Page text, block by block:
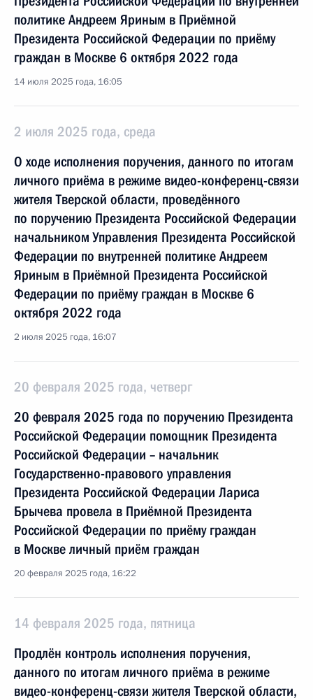
политике Андреем Яриным в Приёмной
Президента Российской Федерации по приёму
граждан в Москве 6 октября 2022 года
14 июля 2025 года, 16:05
2 июля 2025 года, среда
О ходе исполнения поручения, данного по итогам
личного приёма в режиме видео-конференц-связи
жителя Тверской области, проведённого
по поручению Президента Российской Федерации
начальником Управления Президента Российской
Федерации по внутренней политике Андреем
Яриным в Приёмной Президента Российской
Федерации по приёму граждан в Москве 6
октября 2022 года
2 июля 2025 года, 16:07
20 февраля 2025 года, четверг
20 февраля 2025 года по поручению Президента
Российской Федерации помощник Президента
Российской Федерации – начальник
Государственно-правового управления
Президента Российской Федерации Лариса
Брычева провела в Приёмной Президента
Российской Федерации по приёму граждан
в Москве личный приём граждан
20 февраля 2025 года, 16:22
14 февраля 2025 года, пятница
Продлён контроль исполнения поручения,
данного по итогам личного приёма в режиме
видео-конференц-связи жителя Тверской области,